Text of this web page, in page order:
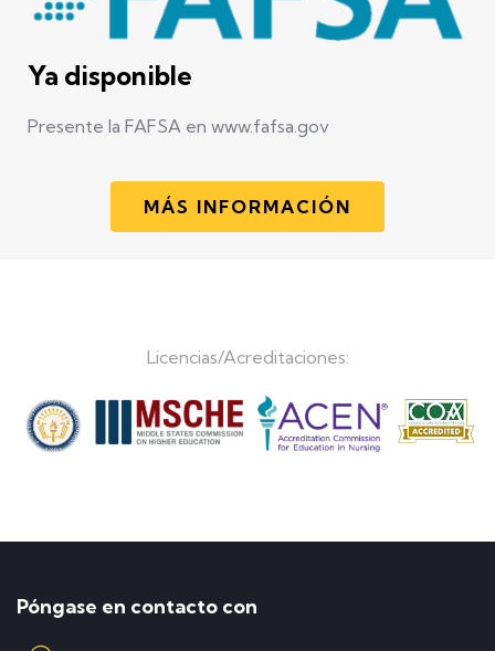
Ya disponible
Presente la FAFSA en www.fafsa.gov
MÁS INFORMACIÓN
Licencias/Acreditaciones:
Póngase en contacto con